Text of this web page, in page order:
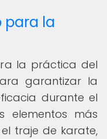
para la
la práctica del
garantizar la
durante el
elementos más
traje de karate,